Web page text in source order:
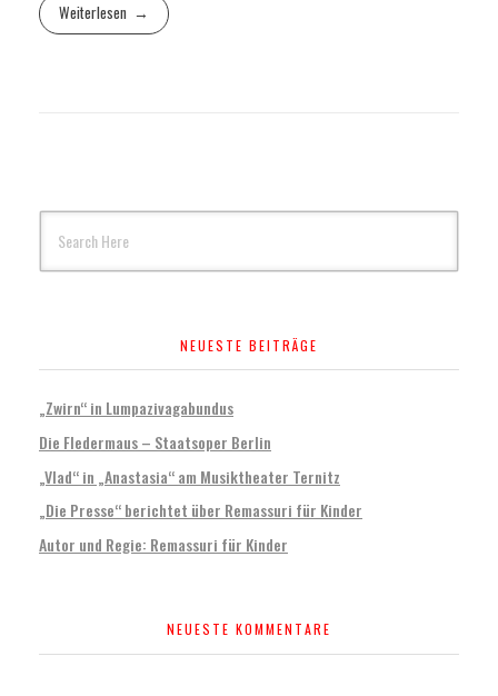
Weiterlesen
NEUESTE BEITRÄGE
„Zwirn“ in Lumpazivagabundus
Die Fledermaus – Staatsoper Berlin
„Vlad“ in „Anastasia“ am Musiktheater Ternitz
„Die Presse“ berichtet über Remassuri für Kinder
Autor und Regie: Remassuri für Kinder
NEUESTE KOMMENTARE